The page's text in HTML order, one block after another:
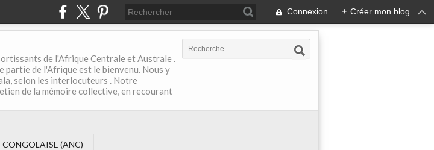
Connexion + Créer mon blog
de l'Afrique Centrale et Australe .
de l'Afrique est le bienvenu. Nous y
selon les interlocuteurs . Notre
de la mémoire collective, en recourant
CONGOLAISE (ANC)